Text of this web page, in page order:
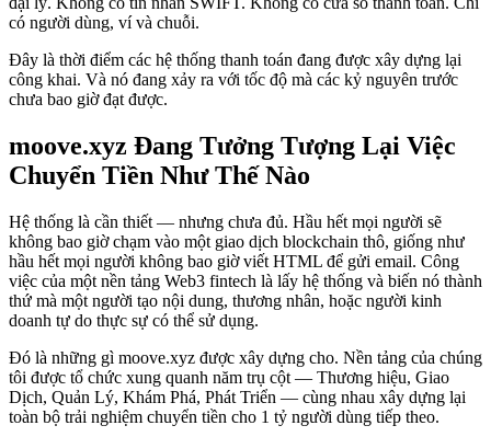
có người dùng, ví và chuỗi.
Đây là thời điểm các hệ thống thanh toán đang được xây dựng lại
công khai. Và nó đang xảy ra với tốc độ mà các kỷ nguyên trước
chưa bao giờ đạt được.
moove.xyz Đang Tưởng Tượng Lại Việc
Chuyển Tiền Như Thế Nào
Hệ thống là cần thiết — nhưng chưa đủ. Hầu hết mọi người sẽ
không bao giờ chạm vào một giao dịch blockchain thô, giống như
hầu hết mọi người không bao giờ viết HTML để gửi email. Công
việc của một nền tảng Web3 fintech là lấy hệ thống và biến nó thành
thứ mà một người tạo nội dung, thương nhân, hoặc người kinh
doanh tự do thực sự có thể sử dụng.
Đó là những gì moove.xyz được xây dựng cho. Nền tảng của chúng
tôi được tổ chức xung quanh năm trụ cột — Thương hiệu, Giao
Dịch, Quản Lý, Khám Phá, Phát Triển — cùng nhau xây dựng lại
toàn bộ trải nghiệm chuyển tiền cho 1 tỷ người dùng tiếp theo.